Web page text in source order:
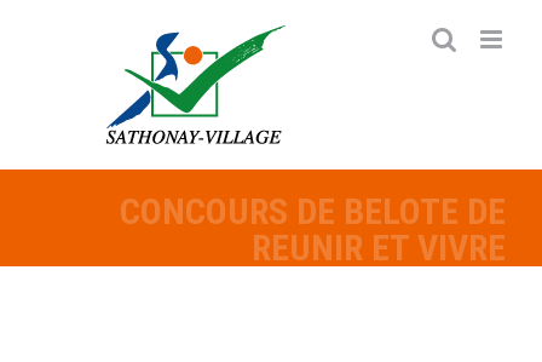
CONCOURS DE BELOTE DE
REUNIR ET VIVRE